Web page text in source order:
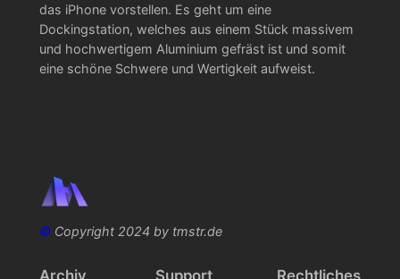
das iPhone vorstellen. Es geht um eine
Dockingstation, welches aus einem Stück massivem
und hochwertigem Aluminium gefräst ist und somit
eine schöne Schwere und Wertigkeit aufweist.
©Copyright 2024 by tmstr.de
Archiv Support Rechtliches